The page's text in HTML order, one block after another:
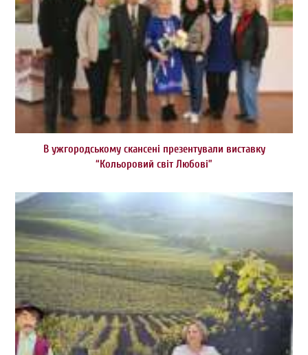
В ужгородському скансені презентували виставку
“Кольоровий світ Любові”